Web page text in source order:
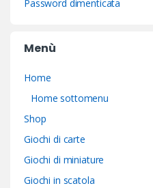
Password dimenticata
Menù
Home
Home sottomenu
Shop
Giochi di carte
Giochi di miniature
Giochi in scatola